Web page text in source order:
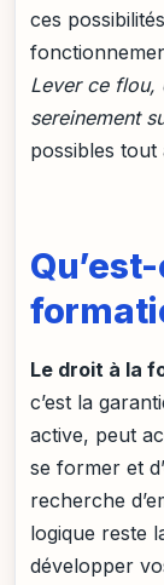
ces
Lever ce flou,
sereinement
possibles tout
Le droit à la
c’est la
active, peut
se former et
recherche
logique reste
développer